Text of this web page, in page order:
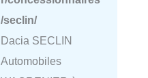
/seclin/
Dacia SECLIN
Automobiles